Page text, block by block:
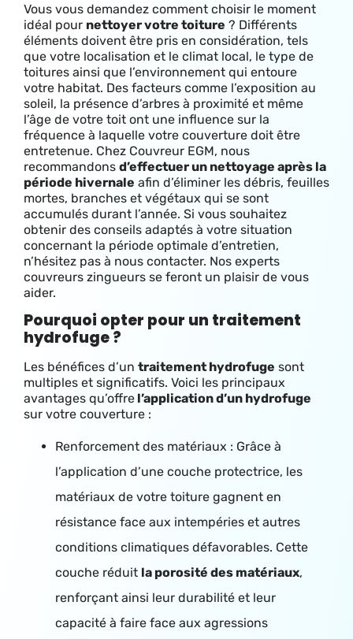
Vous vous demandez comment choisir le moment
idéal pour nettoyer votre toiture ? Différents
éléments doivent être pris en considération, tels
que votre localisation et le climat local, le type de
toitures ainsi que l’environnement qui entoure
votre habitat. Des facteurs comme l’exposition au
soleil, la présence d’arbres à proximité et même
l’âge de votre toit ont une influence sur la
fréquence à laquelle votre couverture doit être
entretenue. Chez Couvreur EGM, nous
recommandons d’effectuer un nettoyage après la
période hivernale afin d’éliminer les débris, feuilles
mortes, branches et végétaux qui se sont
accumulés durant l’année. Si vous souhaitez
obtenir des conseils adaptés à votre situation
concernant la période optimale d’entretien,
n’hésitez pas à nous contacter. Nos experts
couvreurs zingueurs se feront un plaisir de vous
aider.
Pourquoi opter pour un traitement
hydrofuge ?
Les bénéfices d’un traitement hydrofuge sont
multiples et significatifs. Voici les principaux
avantages qu’offre l’application d’un hydrofuge
sur votre couverture :
Renforcement des matériaux : Grâce à
l’application d’une couche protectrice, les
matériaux de votre toiture gagnent en
résistance face aux intempéries et autres
conditions climatiques défavorables. Cette
couche réduit la porosité des matériaux,
renforçant ainsi leur durabilité et leur
capacité à faire face aux agressions